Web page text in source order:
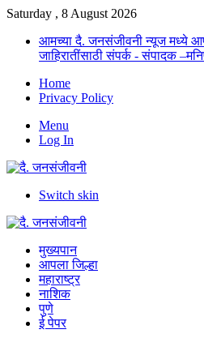
Saturday , 8 August 2026
आमच्या दै. जनसंजीवनी न्यूज मध्ये
जाहिरातींसाठी संपर्क - संपादक
Home
Privacy Policy
Menu
Log In
Switch skin
मुख्यपान
आपला जिल्हा
महाराष्ट्र
नाशिक
पुणे
ई पेपर